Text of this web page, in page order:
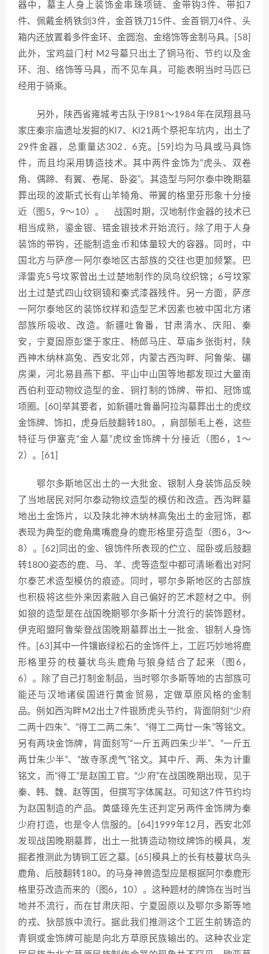
器中，墓主人身上装饰金串珠项链、金带钩3件、带扣7
件、佩戴金柄铁剑3件，金首铁刀15件、金首铜刀4件、头
箱内还放置着多件金环、金圆泡、金络饰等金制马具。[58]
此外，宝鸡益门村 M2号墓只出土了铜马衔、节约以及金
环、泡、络饰等马具，而不见车具，可能表明当时马匹已
经用于骑乘。
另外，陕西省雍城考古队于l981～1984年在凤翔县马
家庄秦宗庙遗址发掘的Kl7、Kl21两个祭祀车坑内，出土了
29件金器，总重量达302．6克。[59]均为马具或马具饰
件，而且均采用铸造技术。其中两件金饰为“虎头、双卷
角、偶蹄、有翼、卷尾、卧姿”。其造型与阿尔泰中晚期墓
葬出现的波斯式长有山羊犄角、带翼的格里芬形象十分接
近（图5，9～10）。 战国时期，汉地制作金器的技术已
相当成熟，鎏金银、错金银技术开始流行。除了用于人身
装饰的带钩，还能制造金币和体量较大的容器。同时，中
国北方与萨彦一阿尔泰地区古部族的交往也更加频繁。巴
泽雷克5号坟冢曾出土过楚地制作的凤鸟纹织锦；6号坟冢
出土过楚式四山纹铜镜和秦式漆器残件。另一方面，萨彦
一阿尔泰地区的装饰纹样和造型艺术因素也被中国北方诸
部族所吸收、改造。新疆吐鲁番，甘肃清水、庆阳、秦
安，宁夏固原彭堡于家庄、杨郎马庄、草庙乡张街村，陕
西神木纳林高兔、西安北郊，内蒙古西沟畔、阿鲁柴、碾
房渠，河北易县燕下都、平山中山国等地都发现过大量南
西伯利亚动物纹造型的金、铜打制的饰牌、带扣、冠饰或
项圈。[60]举其要者，如新疆吐鲁番阿拉沟墓葬出土的虎纹
金饰牌、饰扣，虎身后肢翻转180。，肩部鬃毛上卷，这些
特征与伊塞克“金人墓”虎纹金饰牌十分接近（图6，1～
2）。[61]
鄂尔多斯地区出土的一大批金、银制人身装饰品反映
了当地居民对阿尔泰动物纹造型的模仿和改造。西沟畔墓
地出土金饰片，以及陕北神木纳林高兔出土的金冠饰，都
表现为典型的鹿角鹰嘴鹿身的鹿形格里芬造型（图6，3～
8）。[62]同出的金、银饰件所表现的伫立、屈卧或后肢翻
转1800姿态的鹿、马、羊、虎等造型中都可清晰看出对阿
尔泰艺术造型模仿的痕迹。同时，鄂尔多斯地区的古部族
也积极将这些外来因素融入自己偏好的艺术题材之中。例
如狼的造型是在战国晚期鄂尔多斯十分流行的装饰题材。
伊克昭盟阿鲁柴登战国晚期墓葬出土一批金、银制人身饰
件。[63]其中一件镶嵌绿松石的金饰件上，工匠巧妙地将鹿
形格里芬的枝蔓状鸟头鹿角与狼身结合了起来（图6，
6）。除了自己打制金制品，当时鄂尔多斯等地的古部族可
能还与汉地诸侯国进行黄金贸易，定做草原风格的金制
品。例如西沟畔M2出土7件银质虎头节约，背面阴刻“少府
二两十四朱”、“得工二两二朱”、“得工二两廿一朱”等铭文。
另有两块金饰牌，背面刻写“一斤五两四朱少半”、“一斤五
两廿朱少半”、“故寺豕虎气”铭文。其中斤、两、朱为计重
铭文，而“得工”是赵国工官。“少府”在战国晚期出现，见于
秦、韩、魏、赵等国，但撰写字体属赵。可知这7件节约均
为赵国制造的产品。黄盛璋先生还判定另两件金饰牌为秦
少府打造，也是令人信服的。[64]1999年12月，西安北郊
发现战国晚期墓葬，出土一批铸造动物纹牌饰的模具，发
掘者推测此为铸铜工匠之墓。[65]模具上的长有枝蔓状鸟头
鹿角、后肢翻转180。的马身神兽造型应是根据阿尔泰鹿形
格里芬改造而来的（图6，10）。这种题材的牌饰在当时当
地并不流行，而在甘肃庆阳、宁夏固原以及鄂尔多斯等地
的戎、狄部族中流行。据此我们推测这个工匠生前铸造的
青铜或金饰牌可能是向北方草原民族输出的。这种农业定